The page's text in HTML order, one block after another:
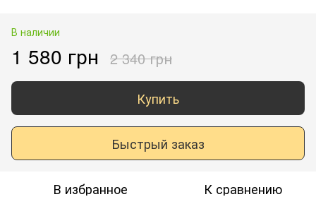
В наличии
1 580 грн 2 340 грн
Купить
Быстрый заказ
В избранное К сравнению